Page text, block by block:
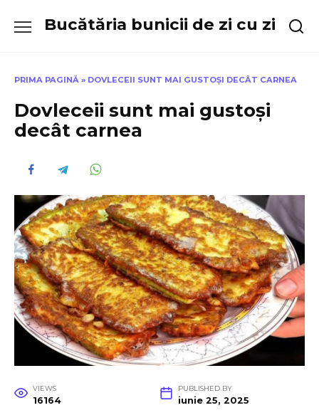
Bucătăria bunicii de zi cu zi
PRIMA PAGINĂ » DOVLECEII SUNT MAI GUSTOȘI DECÂT CARNEA
Dovleceii sunt mai gustoși
decât carnea
VIEWS
16164
PUBLISHED BY
iunie 25, 2025